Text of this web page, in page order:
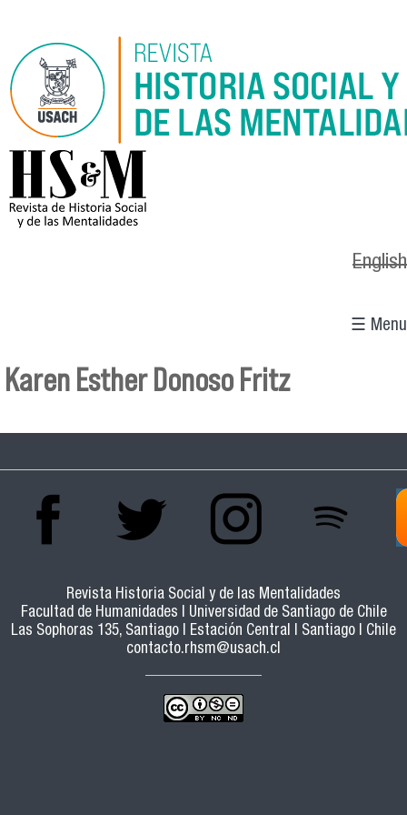
logo_hsm_2021.png
English
☰ Menu
Karen Esther Donoso Fritz
Revista Historia Social y de las Mentalidades
Facultad de Humanidades | Universidad de Santiago de Chile
Las Sophoras 135, Santiago | Estación Central | Santiago | Chile
contacto.rhsm@usach.cl